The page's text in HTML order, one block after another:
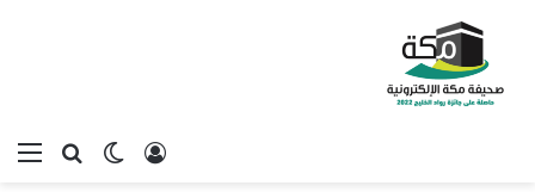
بحثالوضع
تسجيل الدخول